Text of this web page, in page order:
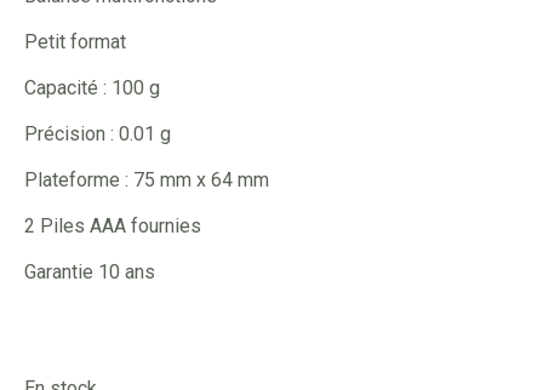
Petit format
Capacité : 100 g
Précision : 0.01 g
Plateforme : 75 mm x 64 mm
2 Piles AAA fournies
Garantie 10 ans